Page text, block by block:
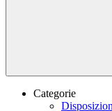
Categorie